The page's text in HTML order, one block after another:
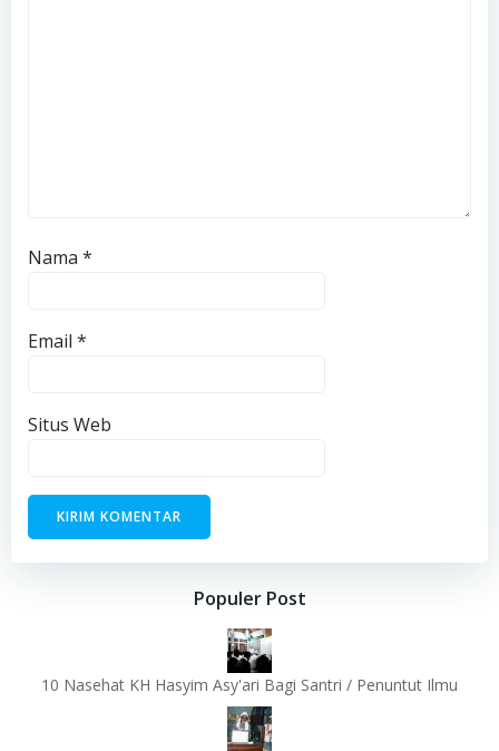
Nama *
Email *
Situs Web
Populer Post
10 Nasehat KH Hasyim Asy'ari Bagi Santri / Penuntut Ilmu